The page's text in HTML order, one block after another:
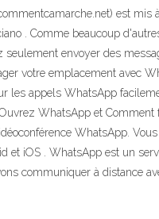
est
. Comme beaucoup
envoyer des
votre emplacement avec
les appels WhatsApp
WhatsApp et
WhatsApp.
iOS . WhatsApp est un
communiquer à distance